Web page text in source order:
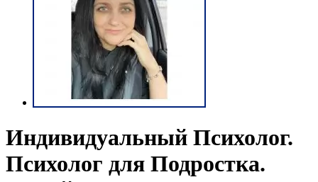
Индивидуальный Психолог.
Психолог для Подростка.